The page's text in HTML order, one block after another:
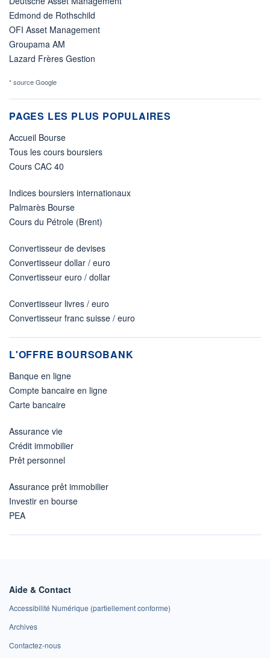
Edmond de Rothschild
OFI Asset Management
Groupama AM
Lazard Frères Gestion
* source Google
PAGES LES PLUS POPULAIRES
Accueil Bourse
Tous les cours boursiers
Cours CAC 40
Indices boursiers internationaux
Palmarès Bourse
Cours du Pétrole (Brent)
Convertisseur de devises
Convertisseur dollar / euro
Convertisseur euro / dollar
Convertisseur livres / euro
Convertisseur franc suisse / euro
L'OFFRE BOURSOBANK
Banque en ligne
Compte bancaire en ligne
Carte bancaire
Assurance vie
Crédit immobilier
Prêt personnel
Assurance prêt immobilier
Investir en bourse
PEA
Aide & Contact
Accessibilité Numérique (partiellement conforme)
Archives
Contactez-nous